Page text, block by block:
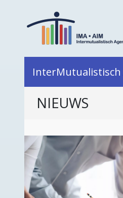
InterMutualistisch
NIEUWS